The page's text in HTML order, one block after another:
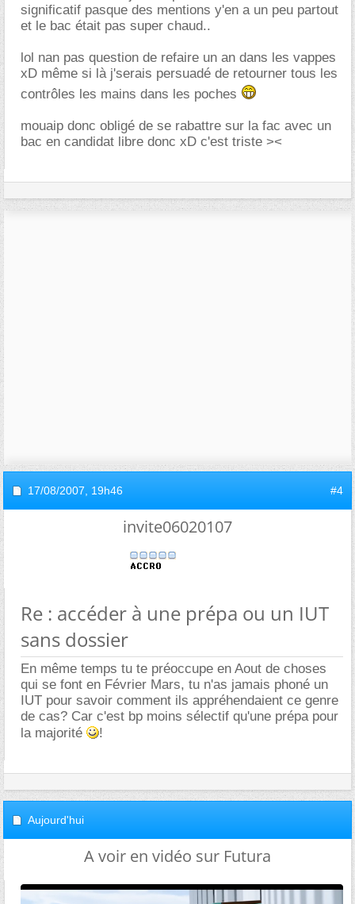
significatif pasque des mentions y'en a un peu partout
et le bac était pas super chaud..
lol nan pas question de refaire un an dans les vappes
xD même si là j'serais persuadé de retourner tous les
contrôles les mains dans les poches
mouaip donc obligé de se rabattre sur la fac avec un
bac en candidat libre donc xD c'est triste ><
17/08/2007, 19h46 #4
invite06020107
Re : accéder à une prépa ou un IUT
sans dossier
En même temps tu te préoccupe en Aout de choses
qui se font en Février Mars, tu n'as jamais phoné un
IUT pour savoir comment ils appréhendaient ce genre
de cas? Car c'est bp moins sélectif qu'une prépa pour
la majorité
!
Aujourd'hui
A voir en vidéo sur Futura